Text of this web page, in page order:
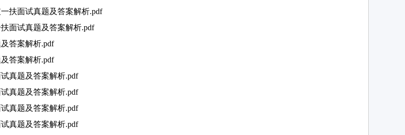
扶面试真题及答案解析.pdf
面试真题及答案解析.pdf
答案解析.pdf
答案解析.pdf
真题及答案解析.pdf
真题及答案解析.pdf
真题及答案解析.pdf
真题及答案解析.pdf